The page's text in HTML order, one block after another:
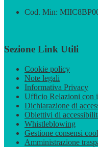
Cod. Min:
Sezione Link Utili
Cookie policy
Note legali
Informativa Privacy
Ufficio Relazioni con
Dichiarazione di
Obiettivi di
Whistleblowing
Gestione consensi
Amministrazione